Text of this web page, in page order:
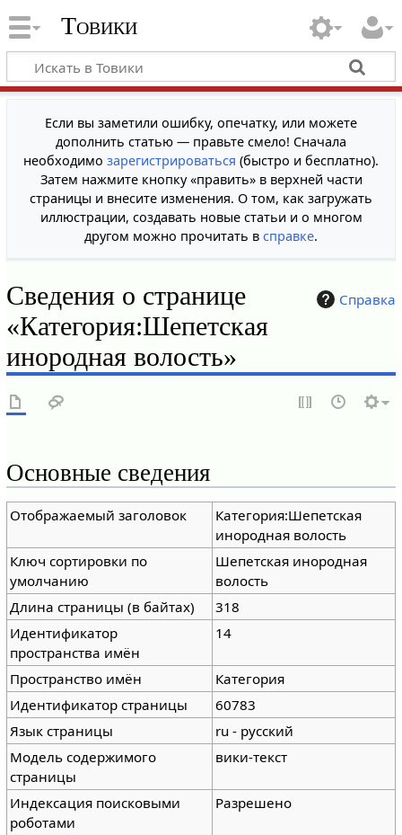
Товики
Если вы заметили ошибку, опечатку, или можете
дополнить статью — правьте смело! Сначала
необходимо зарегистрироваться (быстро и бесплатно).
Затем нажмите кнопку «править» в верхней части
страницы и внесите изменения. О том, как загружать
иллюстрации, создавать новые статьи и о многом
другом можно прочитать в справке.
Справка
Сведения о странице
«Категория:Шепетская
инородная волость»
Основные сведения
Отображаемый заголовок
Категория:Шепетская
инородная волость
Ключ сортировки по
умолчанию
Шепетская инородная
волость
Длина страницы (в байтах)
318
Идентификатор
пространства имён
14
Пространство имён
Категория
Идентификатор страницы
60783
Язык страницы
ru - русский
Модель содержимого
страницы
вики-текст
Индексация поисковыми
роботами
Разрешено